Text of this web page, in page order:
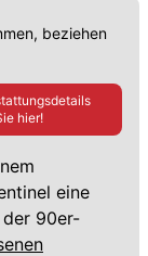
beziehen
hier!
eine
90er-